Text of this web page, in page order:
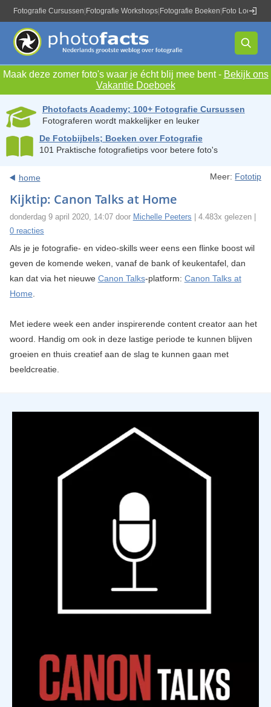
Fotografie Cursussen Fotografie Workshops Fotografie Boeken Foto Locaties
Maak deze zomer foto's waar je écht blij mee bent - Bekijk ons
Vakantie Doeboek
Photofacts Academy; 100+ Fotografie Cursussen
Fotograferen wordt makkelijker en leuker
De Fotobijbels; Boeken over Fotografie
101 Praktische fotografietips voor betere foto's
home Meer: Fototip
Kijktip: Canon Talks at Home
donderdag 9 april 2020, 14:07 door Michelle Peeters | 4.483x gelezen |
0 reacties
Als je je fotografie- en video-skills weer eens een flinke boost wil
geven de komende weken, vanaf de bank of keukentafel, dan
kan dat via het nieuwe Canon Talks-platform: Canon Talks at
Home.
Met iedere week een ander inspirerende content creator aan het
woord. Handig om ook in deze lastige periode te kunnen blijven
groeien en thuis creatief aan de slag te kunnen gaan met
beeldcreatie.